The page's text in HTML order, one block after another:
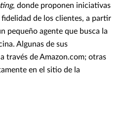
, donde proponen iniciativas
de los clientes, a partir
pequeño agente que busca la
Algunas de sus
través de Amazon.com; otras
en el sitio de la